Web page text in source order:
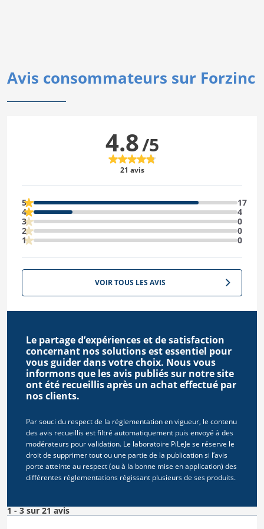
Avis consommateurs sur Forzinc
4.8/5
21 avis
5
17
4
4
3
0
2
0
1
0
VOIR TOUS LES AVIS
Le partage d’expériences et de satisfaction
concernant nos solutions est essentiel pour
vous guider dans votre choix. Nous vous
informons que les avis publiés sur notre site
ont été recueillis après un achat effectué par
nos clients.
Par souci du respect de la réglementation en vigueur, le contenu
des avis recueillis est filtré automatiquement puis envoyé à des
modérateurs pour validation. Le laboratoire PiLeJe se réserve le
droit de supprimer tout ou une partie de la publication si l’avis
porte atteinte au respect (ou à la bonne mise en application) des
différentes réglementations régissant plusieurs de ses produits.
1 - 3 sur 21 avis